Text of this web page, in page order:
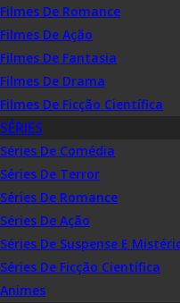
Filmes De Romance
Filmes De Ação
Filmes De Fantasia
Filmes De Drama
Filmes De Ficção Científica
SÉRIES
Séries De Comédia
Séries De Terror
Séries De Romance
Séries De Ação
Séries De Suspense E
Séries De Ficção Científica
Animes